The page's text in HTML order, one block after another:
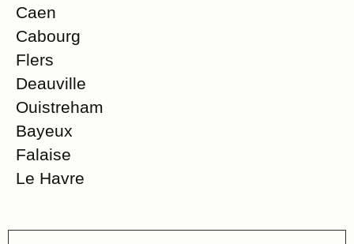
Caen
Cabourg
Flers
Deauville
Ouistreham
Bayeux
Falaise
Le Havre